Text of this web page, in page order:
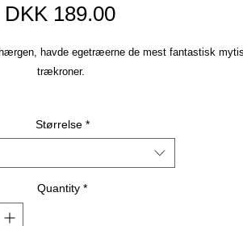
DKK 189.00Price
havde egetræerne de mest fantastisk
trækroner.
benytter et FSC® certificeret trykkeri. læs mere om
det betyder for miljøet her.
er inklusiv forsendelse.
Størrelse *
Quantity *